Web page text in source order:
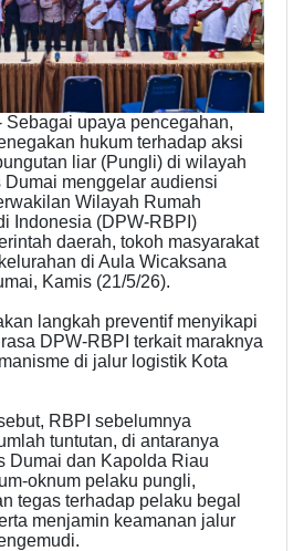
Sebagai upaya pencegahan,
hukum terhadap aksi
liar (Pungli) di wilayah
Dumai menggelar audiensi
Wilayah Rumah
Indonesia (DPW-RBPI)
daerah, tokoh masyarakat
di Aula Wicaksana
Kamis (21/5/26).
langkah preventif menyikapi
DPW-RBPI terkait maraknya
di jalur logistik Kota
RBPI sebelumnya
tuntutan, di antaranya
Dumai dan Kapolda Riau
oknum pelaku pungli,
tegas terhadap pelaku begal
menjamin keamanan jalur